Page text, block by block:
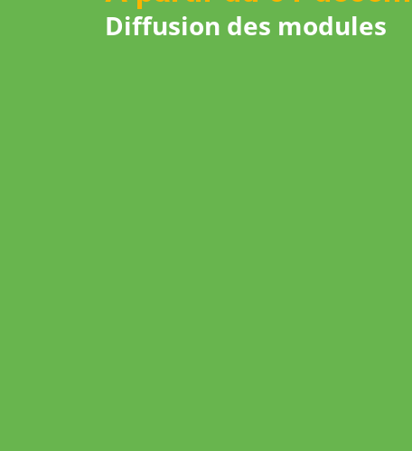
Diffusion des modules